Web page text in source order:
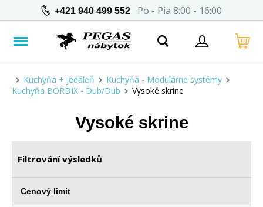
+421 940 499 552 Po - Pia 8:00 - 16:00
Kuchyňa + jedáleň
Kuchyňa - Modulárne systémy
Kuchyňa BORDIX - Dub/Dub
Vysoké skrine
Vysoké skrine
Filtrování výsledků
Cenový limit